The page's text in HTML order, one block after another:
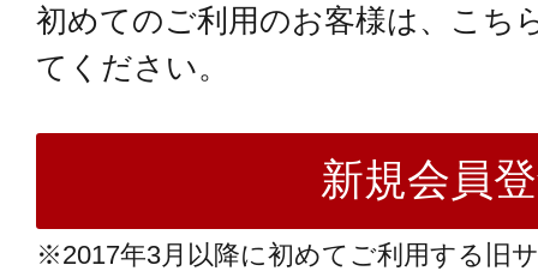
初めてのご利用のお客様は、こち
てください。
※2017年3月以降に初めてご利用する旧